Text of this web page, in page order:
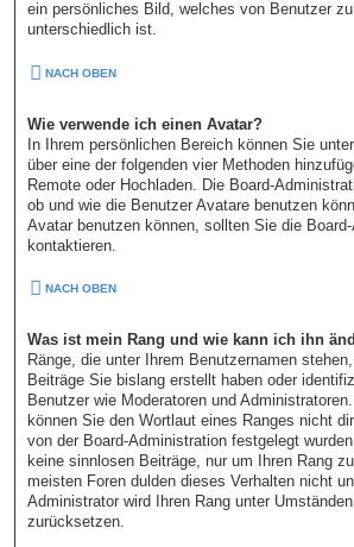
ein persönliches Bild, welches von Benutzer
unterschiedlich ist.
NACH OBEN
Wie verwende ich einen Avatar?
In Ihrem persönlichen Bereich können Sie
über eine der folgenden vier Methoden
Remote oder Hochladen. Die Board-
ob und wie die Benutzer Avatare benutzen
Avatar benutzen können, sollten Sie die
kontaktieren.
NACH OBEN
Was ist mein Rang und wie kann ich ihn
Ränge, die unter Ihrem Benutzernamen
Beiträge Sie bislang erstellt haben oder
Benutzer wie Moderatoren und
können Sie den Wortlaut eines Ranges nicht
von der Board-Administration festgelegt
keine sinnlosen Beiträge, nur um Ihren Rang
meisten Foren dulden dieses Verhalten nicht
Administrator wird Ihren Rang unter
zurücksetzen.